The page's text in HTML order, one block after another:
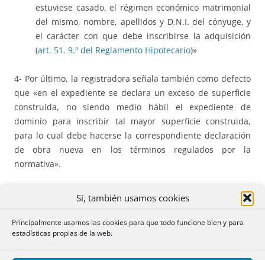
Sí, también usamos cookies
Principalmente usamos las cookies para que todo funcione bien y para
estadísticas propias de la web.
estuviese casado, el régimen económico matrimonial
del mismo, nombre, apellidos y D.N.I. del cónyuge, y
el carácter con que debe inscribirse la adquisición
(art. 51. 9.ª del Reglamento Hipotecario)»
4- Por último, la registradora señala también como defecto
que «en el expediente se declara un exceso de superficie
construida, no siendo medio hábil el expediente de
dominio para inscribir tal mayor superficie construida,
para lo cual debe hacerse la correspondiente declaración
de obra nueva en los términos regulados por la
normativa».
, por su parte, en un extenso recurso,
considera que en la referida «certificación de venta»
alegada como título de propiedad, adquirió la finca por
adjudicación tras el apremio a don C que resulta ser el hijo